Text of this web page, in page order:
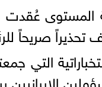
عُقدت
تحذيراً صريحاً
التي